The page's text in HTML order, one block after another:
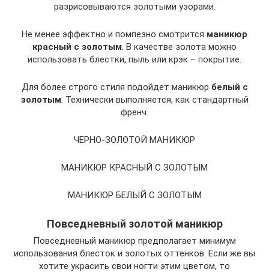
разрисовываются золотыми узорами.
Не менее эффектно и помпезно смотрится маникюр
красный с золотым. В качестве золота можно
использовать блестки, пыль или крэк – покрытие.
Для более строго стиля подойдет маникюр белый с
золотым. Технически выполняется, как стандартный
френч.
ЧЕРНО-ЗОЛОТОЙ МАНИКЮР
МАНИКЮР КРАСНЫЙ С ЗОЛОТЫМ
МАНИКЮР БЕЛЫЙ С ЗОЛОТЫМ
Повседневный золотой маникюр
Повседневный маникюр предполагает минимум
использования блесток и золотых оттенков. Если же вы
хотите украсить свои ногти этим цветом, то